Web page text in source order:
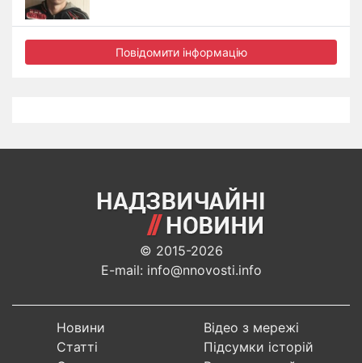
Повідомити інформацію
© 2015-2026
E-mail: info@nnovosti.info
Новини
Статті
Відео з мережі
Підсумки історій